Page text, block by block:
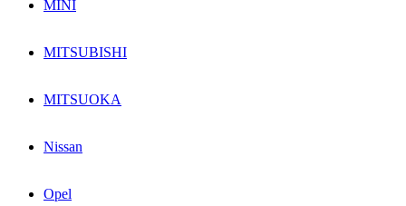
MINI
MITSUBISHI
MITSUOKA
Nissan
Opel